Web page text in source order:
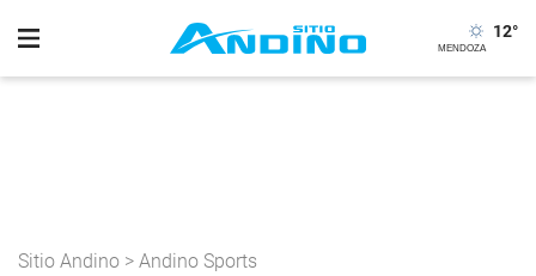
12°
Sitio Andino > Andino Sports